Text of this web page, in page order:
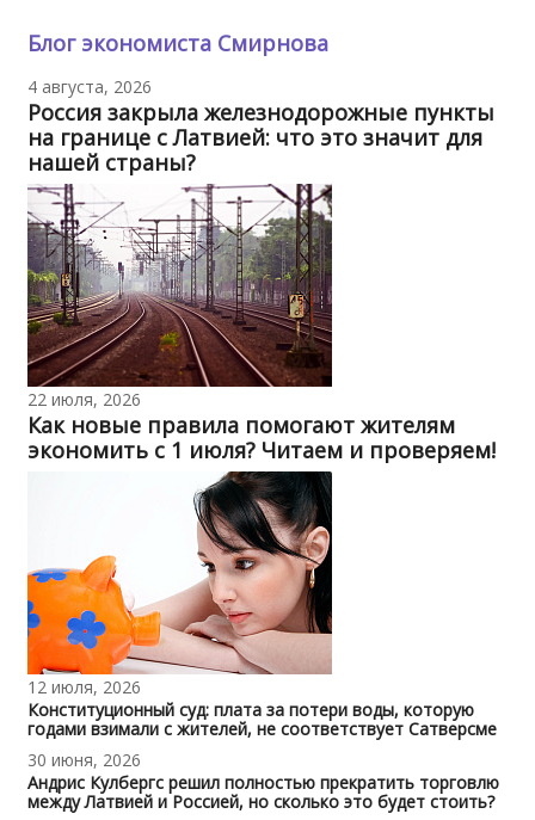
Блог экономиста Смирнова
4 августа, 2026
Россия закрыла железнодорожные пункты
на границе с Латвией: что это значит для
нашей страны?
22 июля, 2026
Как новые правила помогают жителям
экономить с 1 июля? Читаем и проверяем!
12 июля, 2026
Конституционный суд: плата за потери воды, которую
годами взимали с жителей, не соответствует Сатверсме
30 июня, 2026
Андрис Кулбергс решил полностью прекратить торговлю
между Латвией и Россией, но сколько это будет стоить?